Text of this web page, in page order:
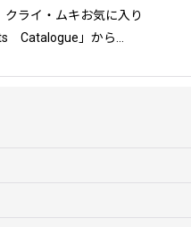
む
クライ・ムキお気に入り
Catalogue」から…